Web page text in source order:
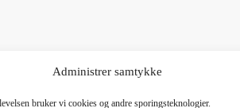
Administrer samtykke
bruker vi cookies og andre sporingsteknologier.